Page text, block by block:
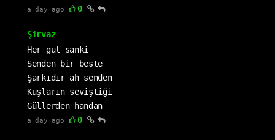
a day ago 0
Şirvaz
Her gül sanki
Senden bir beste
Şarkıdır ah senden
Kuşların seviştiği
Güllerden handan
a day ago 0